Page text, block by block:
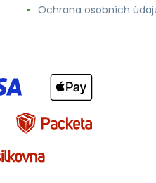
Ochrana osobních